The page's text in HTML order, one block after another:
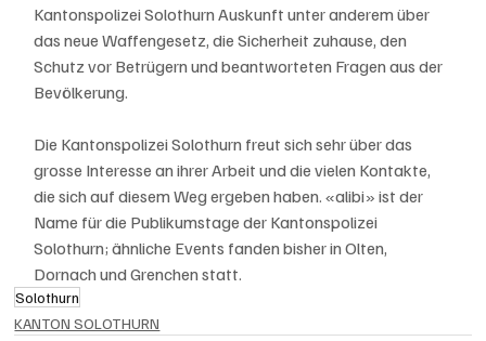
Kantonspolizei Solothurn Auskunft unter anderem über
das neue Waffengesetz, die Sicherheit zuhause, den
Schutz vor Betrügern und beantworteten Fragen aus der
Bevölkerung.
Die Kantonspolizei Solothurn freut sich sehr über das
grosse Interesse an ihrer Arbeit und die vielen Kontakte,
die sich auf diesem Weg ergeben haben. «alibi» ist der
Name für die Publikumstage der Kantonspolizei
Solothurn; ähnliche Events fanden bisher in Olten,
Dornach und Grenchen statt.
Solothurn
KANTON SOLOTHURN